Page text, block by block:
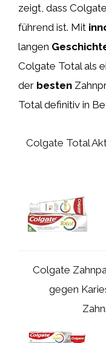
zeigt, dass
führend ist. Mit
langen
Colgate Total als
der besten
Total definitiv in
Colgate Total
Colgate
gegen